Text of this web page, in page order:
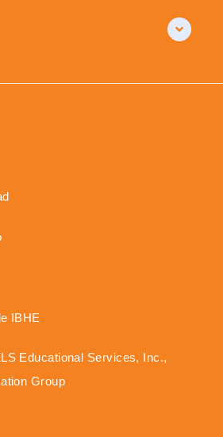
IBHE
Educational Services, Inc.,
Group